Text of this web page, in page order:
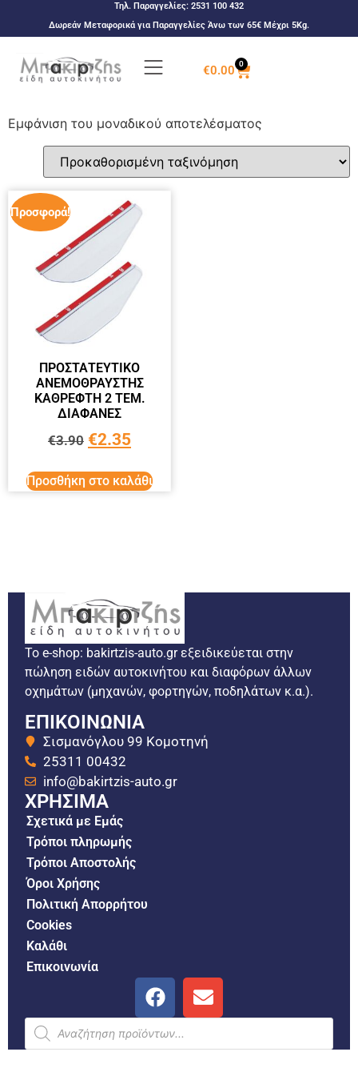
Τηλ. Παραγγελίες: 2531 100 432
Δωρεάν Μεταφορικά για Παραγγελίες Άνω των 65€ Μέχρι 5Kg.
€0.00 0
Εμφάνιση του μοναδικού αποτελέσματος
Προσφορά!
ΠΡΟΣΤΑΤΕΥΤΙΚΟ
ΑΝΕΜΟΘΡΑΥΣΤΗΣ
ΚΑΘΡΕΦΤΗ 2 ΤΕΜ.
ΔΙΑΦΑΝΕΣ
€3.90 €2.35
Προσθήκη στο καλάθι
Το e-shop: bakirtzis-auto.gr εξειδικεύεται στην
πώληση ειδών αυτοκινήτου και διαφόρων άλλων
οχημάτων (μηχανών, φορτηγών, ποδηλάτων κ.α.).
ΕΠΙΚΟΙΝΩΝΙΑ
Σισμανόγλου 99 Κομοτηνή
25311 00432
info@bakirtzis-auto.gr
ΧΡΗΣΙΜΑ
Σχετικά με Εμάς
Τρόποι πληρωμής
Τρόποι Αποστολής
Όροι Χρήσης
Πολιτική Απορρήτου
Cookies
Καλάθι
Επικοινωνία